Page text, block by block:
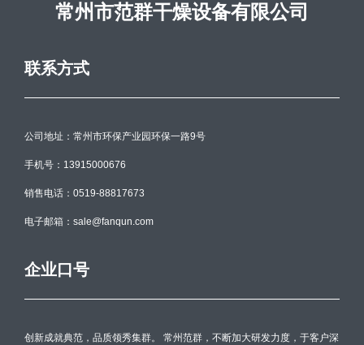
常州市范群干燥设备有限公司
联系方式
公司地址：常州市环保产业园环保一路9号
手机号：13915000676
销售电话：0519-88817673
电子邮箱：sale@fanqun.com
企业口号
创新成就典范，品质领秀集群。 常州范群，不断加大研发力度，于客户深